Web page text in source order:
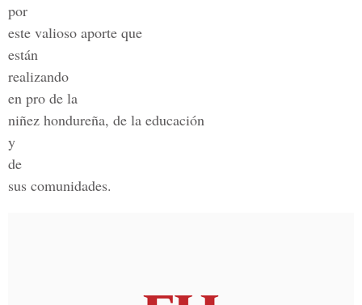
por
este valioso aporte que
están
realizando
en pro de la
niñez hondureña, de la educación
y
de
sus comunidades.